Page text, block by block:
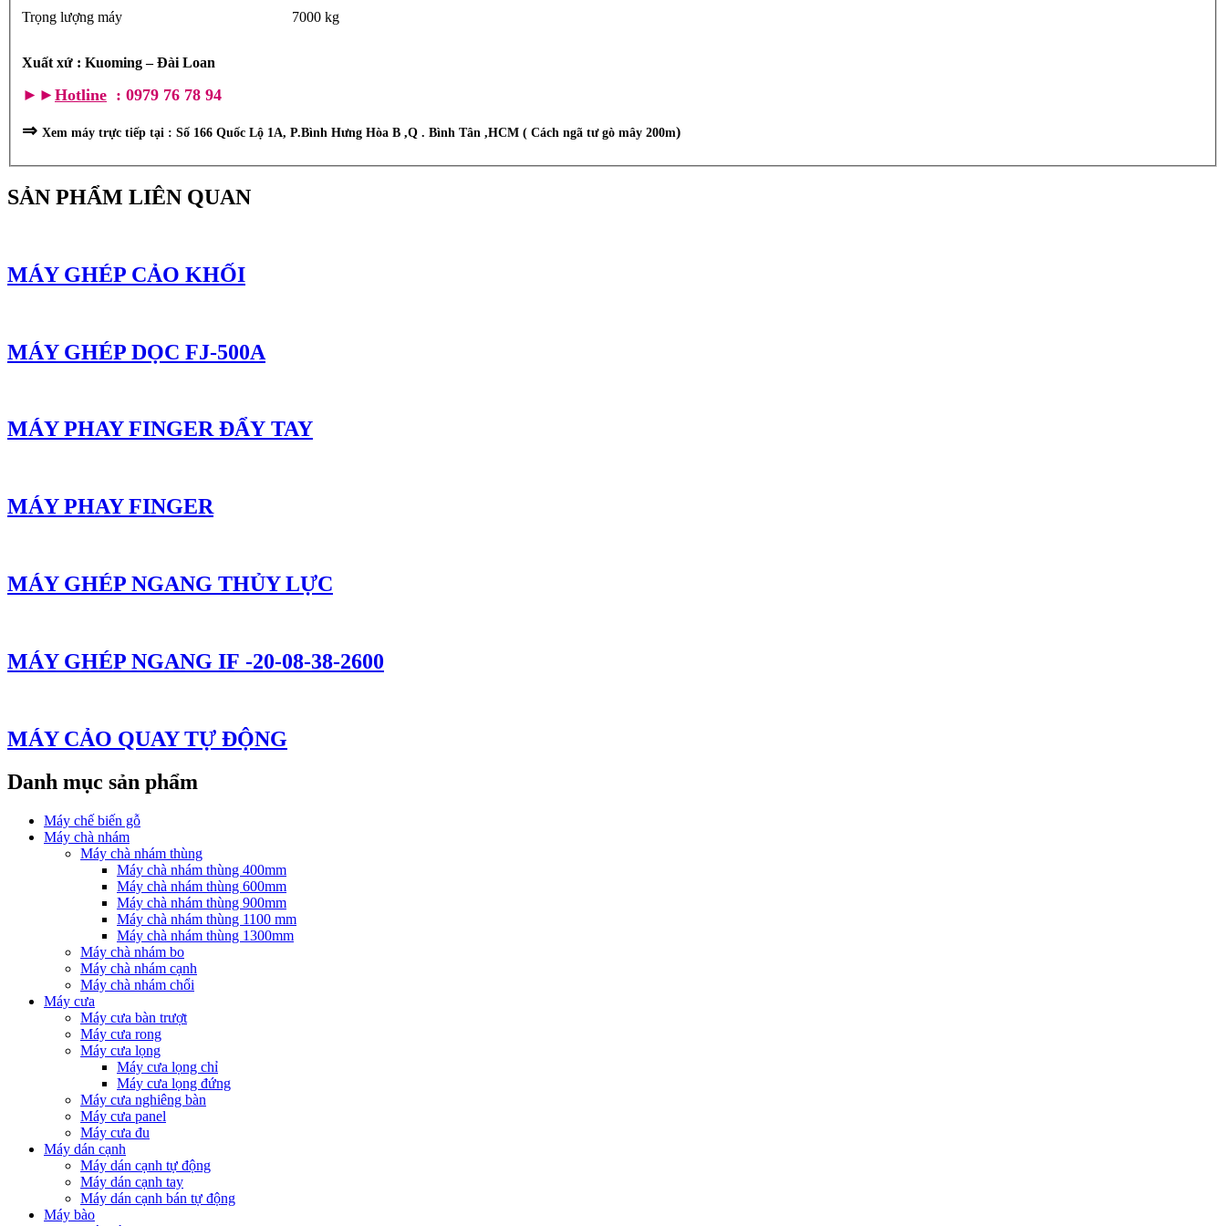
Trọng lượng máy 7000 kg
Xuất xứ : Kuoming – Đài Loan
►► Hotline : 0979 76 78 94
⇒ Xem máy trực tiếp tại : Số 166 Quốc Lộ 1A, P.Bình Hưng Hòa B ,Q . Bình Tân ,HCM ( Cách ngã tư gò mây 200m)
SẢN PHẨM LIÊN QUAN
MÁY GHÉP CẢO KHỐI
MÁY GHÉP DỌC FJ-500A
MÁY PHAY FINGER ĐẨY TAY
MÁY PHAY FINGER
MÁY GHÉP NGANG THỦY LỰC
MÁY GHÉP NGANG IF -20-08-38-2600
MÁY CẢO QUAY TỰ ĐỘNG
Danh mục sản phẩm
Máy chế biến gỗ
Máy chà nhám
Máy chà nhám thùng
Máy chà nhám thùng 400mm
Máy chà nhám thùng 600mm
Máy chà nhám thùng 900mm
Máy chà nhám thùng 1100 mm
Máy chà nhám thùng 1300mm
Máy chà nhám bo
Máy chà nhám cạnh
Máy chà nhám chổi
Máy cưa
Máy cưa bàn trượt
Máy cưa rong
Máy cưa lọng
Máy cưa lọng chỉ
Máy cưa lọng đứng
Máy cưa nghiêng bàn
Máy cưa panel
Máy cưa đu
Máy dán cạnh
Máy dán cạnh tự động
Máy dán cạnh tay
Máy dán cạnh bán tự động
Máy bào